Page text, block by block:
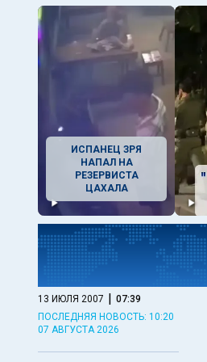
ИСПАНЕЦ ЗРЯ
НАПАЛ НА
РЕЗЕРВИСТА
ЦАХАЛА
13 ИЮЛЯ 2007 | 07:39
ПОСЛЕДНЯЯ НОВОСТЬ: 10:20
07 АВГУСТА 2026